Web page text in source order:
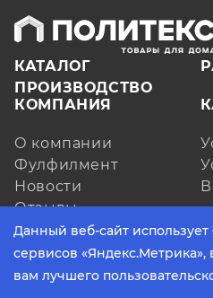
КАТАЛОГ
ПРОИЗВОДСТВО
КОМПАНИЯ
О компании
Фулфилмент
Новости
Отзывы
КОНТАКТЫ
ЗАКАЗАТЬ ЗВОНОК
пн - пт, с 9:00 до
Данный веб-сайт
сервисов
вам лучшего